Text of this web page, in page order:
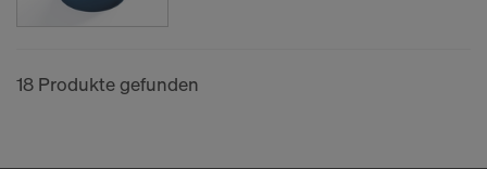
18 Produkte gefunden